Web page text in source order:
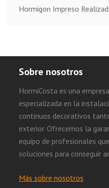
Hormigon Impreso
Sobre nosotros
HormiCosta es una
especializada en la
continuos decorativos
exterior. Ofrecemos la
equipo de profesionales
soluciones para conseguir
Más sobre nosotros